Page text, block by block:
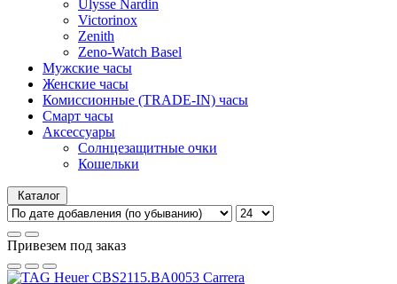
Ulysse Nardin
Victorinox
Zenith
Zeno-Watch Basel
Мужские часы
Женские часы
Комиссионные (TRADE-IN) часы
Смарт часы
Аксессуары
Солнцезащитные очки
Кошельки
Каталог
Привезем под заказ